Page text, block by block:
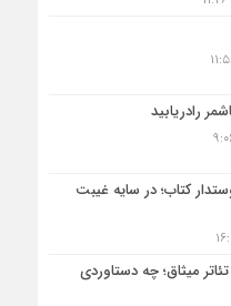
رادریابید
کتاب؛ در سایه غیبت
میثاق؛ چه دستاوردی